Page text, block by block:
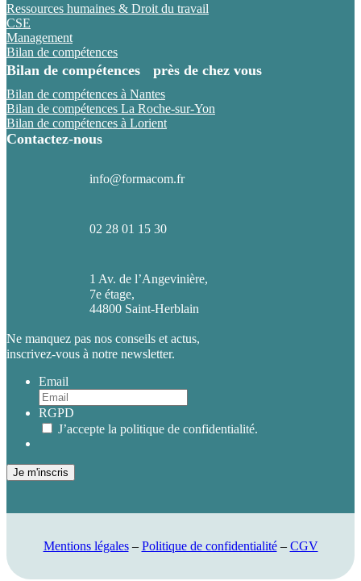
Ressources humaines & Droit du travail
CSE
Management
Bilan de compétences
Bilan de compétences près de chez vous
Bilan de compétences à Nantes
Bilan de compétences La Roche-sur-Yon
Bilan de compétences à Lorient
Contactez-nous
info@formacom.fr
02 28 01 15 30
1 Av. de l’Angevinière,
7e étage,
44800 Saint-Herblain
Ne manquez pas nos conseils et actus,
inscrivez-vous à notre newsletter.
Email
RGPD
J’accepte la politique de confidentialité.
Je m'inscris
Mentions légales– Politique de confidentialité– CGV